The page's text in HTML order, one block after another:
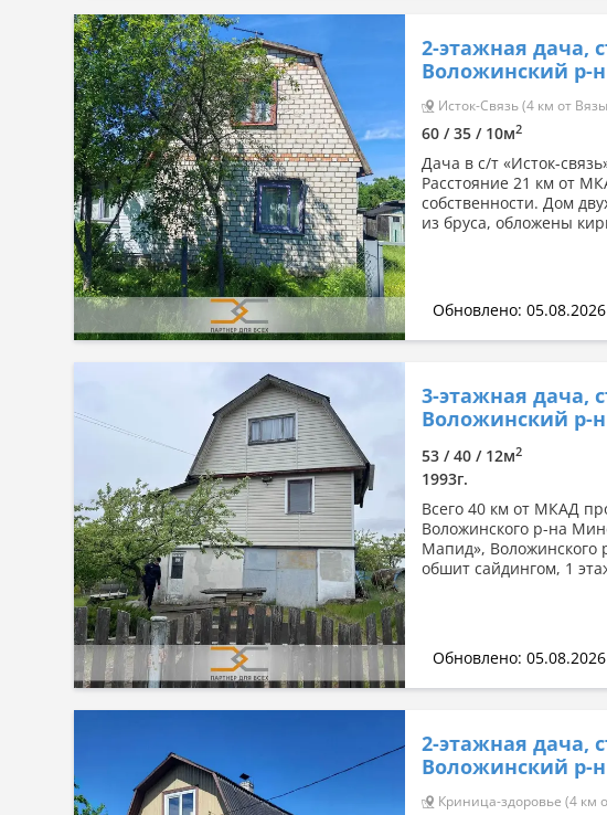
2-этажная дача,
Воложинский р-н
Исток-Связь (4 км от
60 / 35 / 10м2
Дача в с/т «Исток-
Расстояние 21 км от
собственности. Дом
из бруса, обложены
Обновлено: 05.08.2026
3-этажная дача,
Воложинский р-н
53 / 40 / 12м2
1993г.
Всего 40 км от МКАД
Воложинского р-на
Мапид», Воложинского
обшит сайдингом, 1
Обновлено: 05.08.2026
2-этажная дача,
Воложинский р-н
Криница-здоровье (4 км